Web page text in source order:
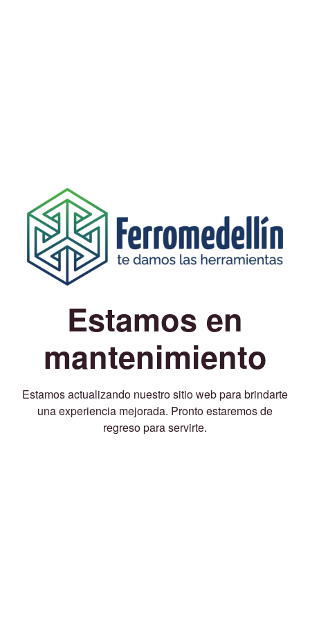
Estamos en
mantenimiento
Estamos actualizando nuestro sitio web para brindarte
una experiencia mejorada. Pronto estaremos de
regreso para servirte.